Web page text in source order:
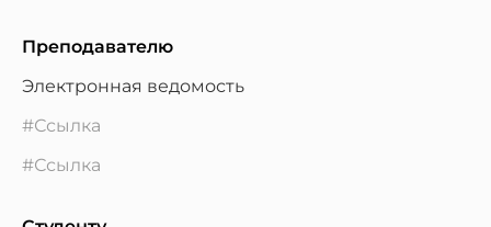
Преподавателю
Электронная ведомость
#Ссылка
#Ссылка